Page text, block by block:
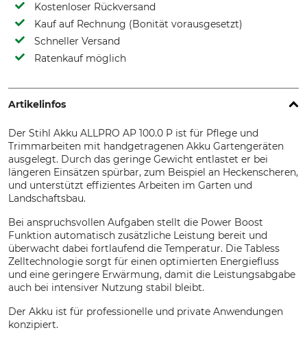
Kostenloser Rückversand
Kauf auf Rechnung (Bonität vorausgesetzt)
Schneller Versand
Ratenkauf möglich
Artikelinfos
Der Stihl Akku ALLPRO AP 100.0 P ist für Pflege und
Trimmarbeiten mit handgetragenen Akku Gartengeräten
ausgelegt. Durch das geringe Gewicht entlastet er bei
längeren Einsätzen spürbar, zum Beispiel an Heckenscheren,
und unterstützt effizientes Arbeiten im Garten und
Landschaftsbau.
Bei anspruchsvollen Aufgaben stellt die Power Boost
Funktion automatisch zusätzliche Leistung bereit und
überwacht dabei fortlaufend die Temperatur. Die Tabless
Zelltechnologie sorgt für einen optimierten Energiefluss
und eine geringere Erwärmung, damit die Leistungsabgabe
auch bei intensiver Nutzung stabil bleibt.
Der Akku ist für professionelle und private Anwendungen
konzipiert.